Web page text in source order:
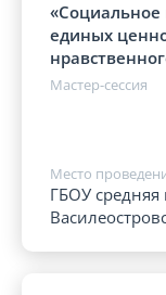
«Социальное
единых
Мастер-сессия
Место
ГБОУ